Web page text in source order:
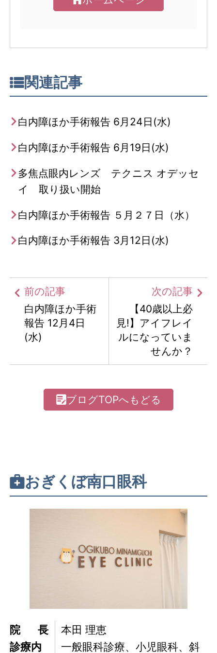
関連記事
白内障ほか手術報告 6月24日(水)
白内障ほか手術報告 6月19日(水)
多焦点眼内レンズ テクニス オデッセ
イ 取り扱い開始
白内障ほか手術報告 ５月２７日（水）
白内障ほか手術報告 3月12日(水)
前の記事
白内障ほか手術
報告 12月4日
(水)
次の記事
【40歳以上必
見!】アイフレイ
ルになっていま
せんか？
ブログTOPへもどる
おぎくぼ南口眼科
院長
本田 理恵
診療内
一般眼科診療、小児眼科、斜